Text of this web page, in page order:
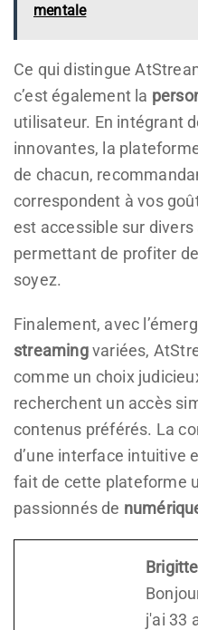
mentale
Ce qui distingue
c’est également la
utilisateur. En intégrant
innovantes, la
de chacun,
correspondent à vos
est accessible sur
permettant de profiter
soyez.
Finalement, avec
streamingvariées,
comme un choix
recherchent un accès
contenus préférés. La
d’une interface intuitive
fait de cette plateforme
passionnés de
j'ai 33